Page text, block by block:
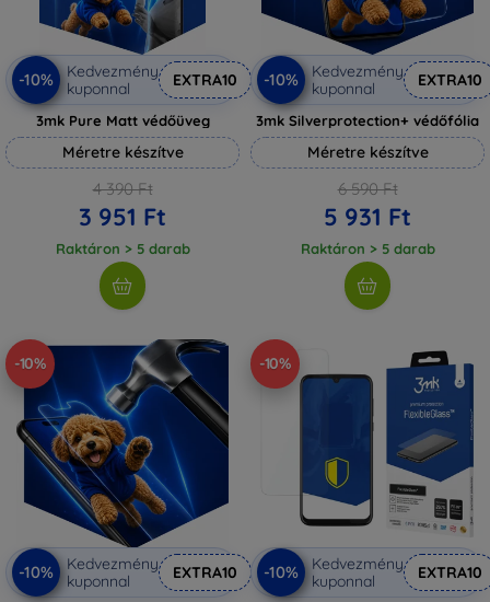
-10%
Kedvezmény
kuponnal
EXTRA10
3mk Pure Matt védőüveg
Méretre készítve
4 390 Ft
3 951 Ft
Raktáron > 5 darab
-10%
Kedvezmény
kuponnal
EXTRA10
3mk Silverprotection+ védőfólia
Méretre készítve
6 590 Ft
5 931 Ft
Raktáron > 5 darab
-10%
-10%
Kedvezmény
kuponnal
EXTRA10
-10%
-10%
Kedvezmény
kuponnal
EXTRA10